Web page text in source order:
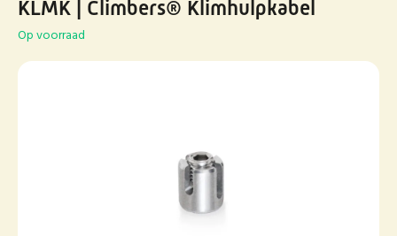
KLMK | Climbers® Klimhulpkabel
Op voorraad